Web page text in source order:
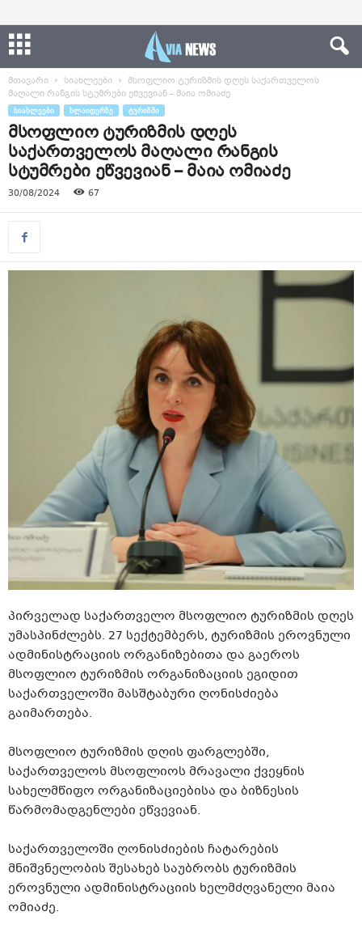
მთავარი სიახლეები
მსოფლიო ტურიზმის დღეს საქართველოს
მაღალი რანგის სტუმრები ეწვევიან – მაია ომიაძე
ᲡᲘᲐᲮᲚᲔᲔᲑᲘ ᲡᲚᲐᲘᲓᲔᲠᲖᲔ ᲢᲣᲠᲘᲖᲛᲘ
მსოფლიო ტურიზმის დღეს
საქართველოს მაღალი რანგის
სტუმრები ეწვევიან – მაია ომიაძე
30/08/2024 67
პირველად საქართველო მსოფლიო ტურიზმის დღეს
უმასპინძლებს. 27 სექტემბერს, ტურიზმის ეროვნული
ადმინისტრაციის ორგანიზებითა და გაეროს
მსოფლიო ტურიზმის ორგანიზაციის ეგიდით
საქართველოში მასშტაბური ღონისძიება
გაიმართება.
მსოფლიო ტურიზმის დღის ფარგლებში,
საქართველოს მსოფლიოს მრავალი ქვეყნის
სახელმწიფო ორგანიზაციებისა და ბიზნესის
წარმომადგენლები ეწვევიან.
საქართველოში ღონისძიების ჩატარების
მნიშვნელობის შესახებ საუბრობს ტურიზმის
ეროვნული ადმინისტრაციის ხელმძღვანელი მაია
ომიაძე.